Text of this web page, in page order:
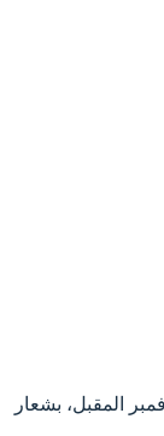
أخرى عاصمةً للكتاب والفكر والإبداع، مع انطلاق فعاليات الصالون الدولي للكتاب “سيلا 2025” في طبعته الثامنة والعشرين، المزمع تنظيمها من29 أكتوبر إلى 8 نوفمبر المقبل، بشعار